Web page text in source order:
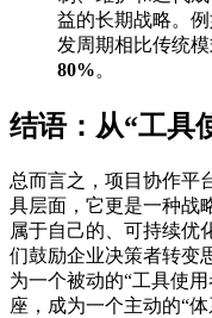
益的长期战略。例
发周期相比传统
80%。
结语：从“工具
总而言之，项目协作平
具层面，它更是一种战
属于自己的、可持续优
们鼓励企业决策者转变
为一个被动的“工具使
座，成为一个主动的“